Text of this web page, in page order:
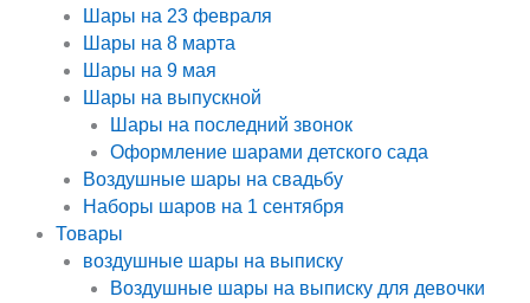
Шары на 23 февраля
Шары на 8 марта
Шары на 9 мая
Шары на выпускной
Шары на последний звонок
Оформление шарами детского сада
Воздушные шары на свадьбу
Наборы шаров на 1 сентября
Товары
воздушные шары на выписку
Воздушные шары на выписку для девочки